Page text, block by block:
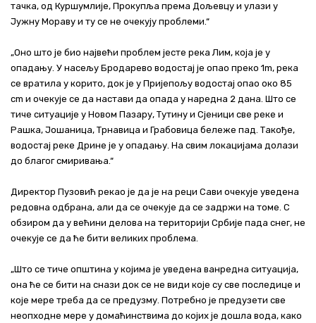
тачка, од Куршумлије, Прокупља према Дољевцу и улази у
Јужну Мораву и ту се не очекују проблеми.“
„Оно што је био највећи проблем јесте река Лим, која је у
опадању. У насељу Бродарево водостај је опао преко 1m, река
се вратила у корито, док је у Пријепољу водостај опао око 85
cm и очекује се да настави да опада у наредна 2 дана. Што се
тиче ситуације у Новом Пазару, Тутину и Сјеници све реке и
Рашка, Јошаница, Трнавица и Грабовица бележе пад. Такође,
водостај реке Дрине је у опадању. На свим локацијама долази
до благог смиривања.“
Директор Пузовић рекао је да је на реци Сави очекује уведена
редовна одбрана, али да се очекује да се задржи на томе. С
обзиром да у већини делова на територији Србије пада снег, не
очекује се да ће бити великих проблема.
„Што се тиче општина у којима је уведена ванредна ситуација,
она ће се бити на снази док се не види које су све последице и
које мере треба да се предузму. Потребно је предузети све
неопходне мере у домаћинствима до којих је дошла вода, како